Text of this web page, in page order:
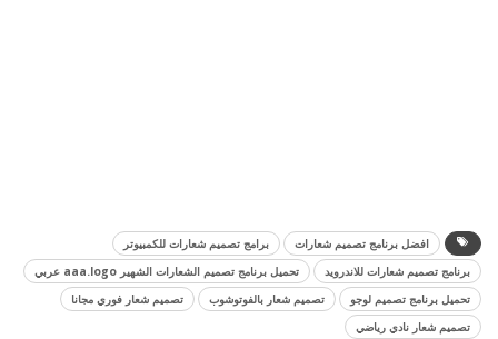
افضل برنامج تصميم شعارات
برامج تصميم شعارات للكمبيوتر
برنامج تصميم شعارات للاندرويد
تحميل برنامج تصميم الشعارات الشهير aaa.logo عربي
تحميل برنامج تصميم لوجو
تصميم شعار بالفوتوشوب
تصميم شعار فوري مجانا
تصميم شعار نادي رياضي